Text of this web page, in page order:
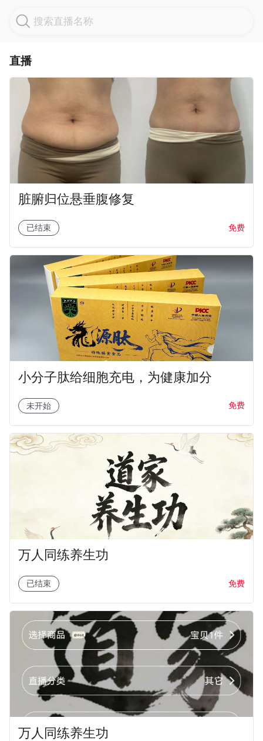
搜索直播名称
直播
脏腑归位悬垂腹修复
已结束 免费
小分子肽给细胞充电，为健康加分
未开始 免费
万人同练养生功
已结束 免费
万人同练养生功